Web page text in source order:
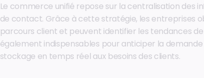
Le commerce unifié repose sur la centralisation des
de contact. Grâce à cette stratégie, les entreprises
parcours client et peuvent identifier les tendances
également indispensables pour anticiper la
stockage en temps réel aux besoins des clients.